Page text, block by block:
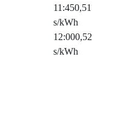
11:450,51
s/kWh
12:000,52
s/kWh